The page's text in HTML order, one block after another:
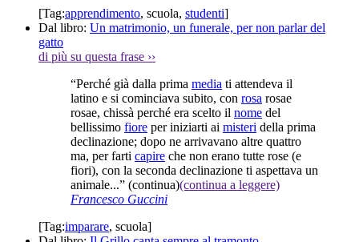
[Tag:apprendimento, scuola, studenti]
Dal libro: Un matrimonio, un funerale, per non parlar del
gatto
di più su questa frase ››
“Perché già dalla prima media ti attendeva il
latino e si cominciava subito, con rosa rosae
rosae, chissà perché era scelto il nome del
bellissimo fiore per iniziarti ai misteri della prima
declinazione; dopo ne arrivavano altre quattro
ma, per farti capire che non erano tutte rose (e
fiori), con la seconda declinazione ti aspettava un
animale...” (continua)(continua a leggere)
Francesco Guccini
[Tag:imparare, scuola]